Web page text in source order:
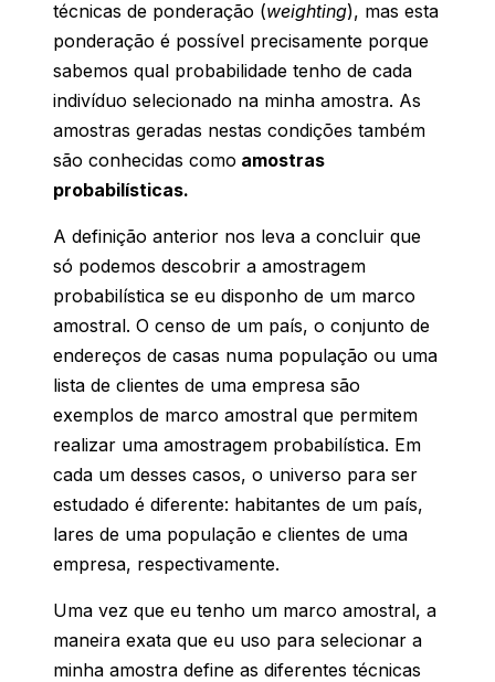
técnicas de ponderação (weighting), mas esta
ponderação é possível precisamente porque
sabemos qual probabilidade tenho de cada
indivíduo selecionado na minha amostra. As
amostras geradas nestas condições também
são conhecidas como amostras
probabilísticas.
A definição anterior nos leva a concluir que
só podemos descobrir a amostragem
probabilística se eu disponho de um marco
amostral. O censo de um país, o conjunto de
endereços de casas numa população ou uma
lista de clientes de uma empresa são
exemplos de marco amostral que permitem
realizar uma amostragem probabilística. Em
cada um desses casos, o universo para ser
estudado é diferente: habitantes de um país,
lares de uma população e clientes de uma
empresa, respectivamente.
Uma vez que eu tenho um marco amostral, a
maneira exata que eu uso para selecionar a
minha amostra define as diferentes técnicas